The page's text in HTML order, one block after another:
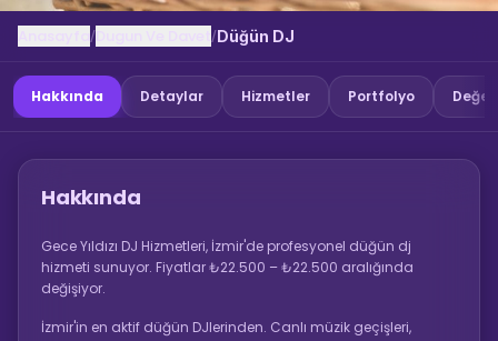
/ /Düğün DJ
Hakkında Detaylar Hizmetler Portfolyo
Hakkında
Gece Yıldızı DJ Hizmetleri, İzmir'de profesyonel düğün dj
hizmeti sunuyor. Fiyatlar ₺22.500 – ₺22.500 aralığında
değişiyor.
İzmir'in en aktif düğün DJlerinden. Canlı müzik geçişleri,